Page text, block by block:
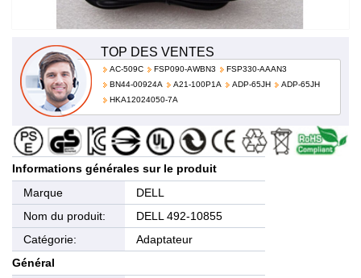
TOP DES VENTES
AC-509C FSP090-AWBN3
FSP330-AAAN3
BN44-00924A
A21-100P1A ADP-65JH
ADP-65JH
HKA12024050-7A
Informations générales sur le produit
Marque
DELL
Nom du produit:
DELL 492-10855
Catégorie:
Adaptateur
Général